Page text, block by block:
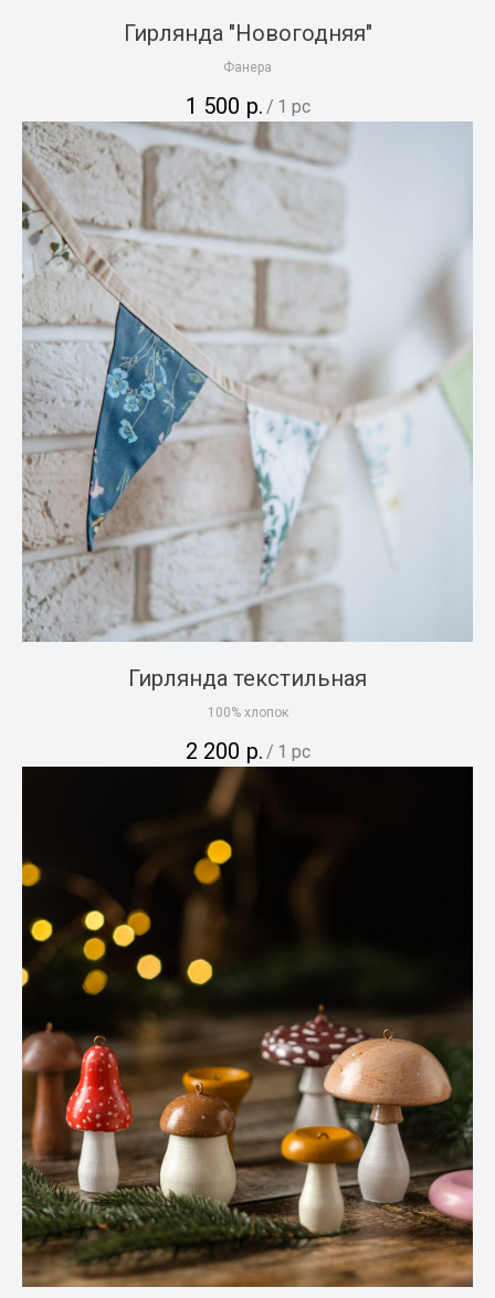
Гирлянда "Новогодняя"
Фанера
1 500 р. / 1 pc
Гирлянда текстильная
100% хлопок
2 200 р. / 1 pc